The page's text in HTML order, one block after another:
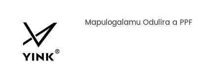
Mapulogalamu Odulira a PPF